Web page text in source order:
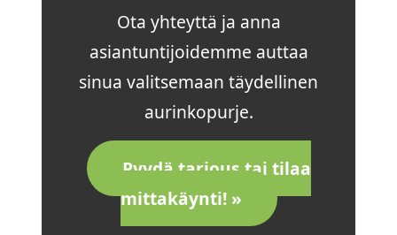
Ota yhteyttä ja anna
asiantuntijoidemme auttaa
sinua valitsemaan täydellinen
aurinkopurje.
Pyydä tarjous tai tilaa
mittakäynti! »